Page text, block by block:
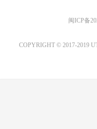
闽ICP备
COPYRIGHT © 2017-2019